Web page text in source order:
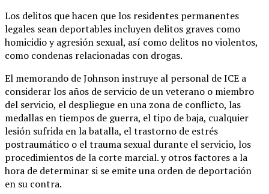
Los delitos que hacen que los residentes permanentes
legales sean deportables incluyen delitos graves como
homicidio y agresión sexual, así como delitos no violentos,
como condenas relacionadas con drogas.
El memorando de Johnson instruye al personal de ICE a
considerar los años de servicio de un veterano o miembro
del servicio, el despliegue en una zona de conflicto, las
medallas en tiempos de guerra, el tipo de baja, cualquier
lesión sufrida en la batalla, el trastorno de estrés
postraumático o el trauma sexual durante el servicio, los
procedimientos de la corte marcial. y otros factores a la
hora de determinar si se emite una orden de deportación
en su contra.